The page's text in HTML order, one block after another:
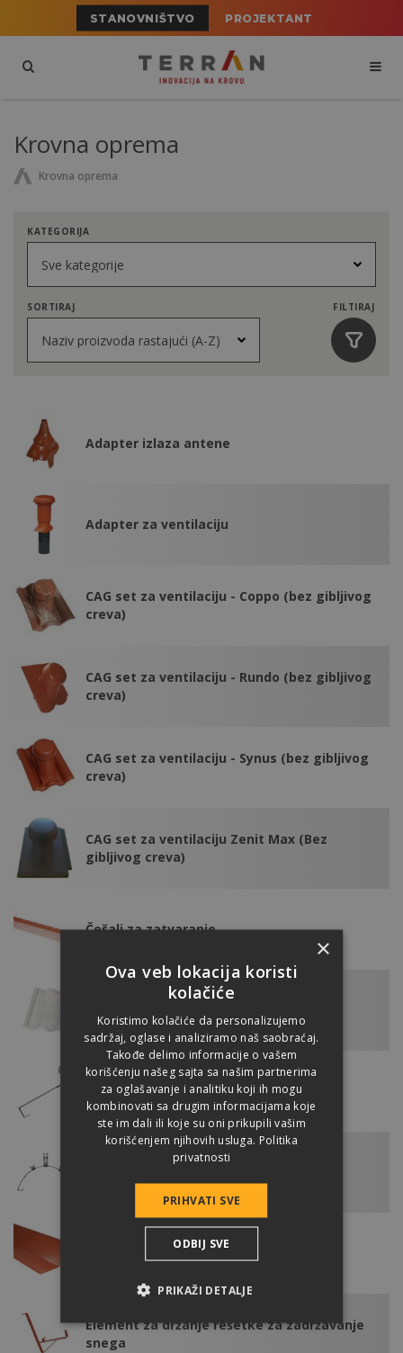
STANOVNIŠTVO PROJEKTANT
Krovna oprema
Krovna oprema
SORTIRAJ
KATEGORIJA
FILTIRAJ
Adapter izlaza antene
Adapter za ventilaciju
CAG set za ventilaciju - Coppo (bez gibljivog
creva)
CAG set za ventilaciju - Rundo (bez gibljivog
creva)
CAG set za ventilaciju - Synus (bez gibljivog
creva)
CAG set za ventilaciju Zenit Max (Bez
gibljivog creva)
Češalj za zatvaranje
Držač gromobrana za osnovni crep
Element uvale (čelik)
Element za držanje rešetke za zadržavanje
snega
×
Ova veb lokacija koristi
kolačiće
Koristimo kolačiće da personalizujemo
sadržaj, oglase i analiziramo naš saobraćaj.
Takođe delimo informacije o vašem
korišćenju našeg sajta sa našim partnerima
za oglašavanje i analitiku koji ih mogu
kombinovati sa drugim informacijama koje
ste im dali ili koje su oni prikupili vašim
korišćenjem njihovih usluga. Politika
privatnosti
PRIHVATI SVE
ODBIJ SVE
PRIKAŽI DETALJE